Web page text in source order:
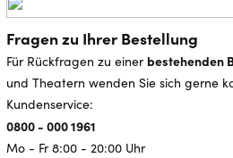
Fragen zu Ihrer Bestellung
Für Rückfragen zu einer bestehenden
und Theatern wenden Sie sich gerne
Kundenservice:
0800 - 000 1961
Mo - Fr 8:00 - 20:00 Uhr